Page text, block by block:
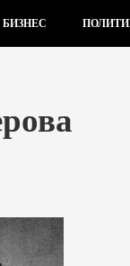
БИЗНЕС